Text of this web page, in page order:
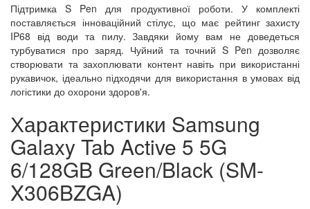
Підтримка S Pen для продуктивної роботи. У комплекті
поставляється інноваційний стілус, що має рейтинг захисту
IP68 від води та пилу. Завдяки йому вам не доведеться
турбуватися про заряд. Чуйний та точний S Pen дозволяє
створювати та захоплювати контент навіть при використанні
рукавичок, ідеально підходячи для використання в умовах від
логістики до охорони здоров'я.
Характеристики Samsung
Galaxy Tab Active 5 5G
6/128GB Green/Black (SM-
X306BZGA)